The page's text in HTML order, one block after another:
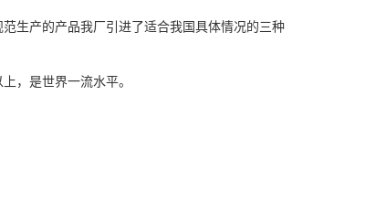
产的产品我厂引进了适合我国具体情况的三种
是世界一流水平。